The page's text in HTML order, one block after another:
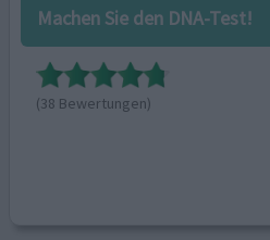
Machen Sie den DNA-Test!
(38 Bewertungen)